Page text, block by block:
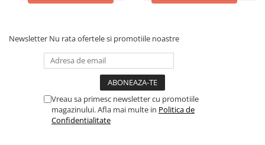
Newsletter Nu rata ofertele si promotiile noastre
Vreau sa primesc newsletter cu promotiile
magazinului. Afla mai multe in Politica de
Confidentialitate